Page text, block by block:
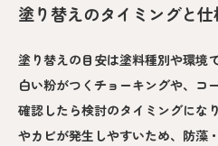
塗り替えのタイミングと
塗り替えの目安は塗料種別や環境
白い粉がつくチョーキングや、コ
確認したら検討のタイミングにな
やカビが発生しやすいため、防藻